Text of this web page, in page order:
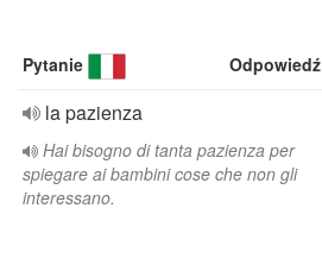
Pytanie Odpowiedź
la pazienza
Hai bisogno di tanta pazienza per
spiegare ai bambini cose che non gli
interessano.